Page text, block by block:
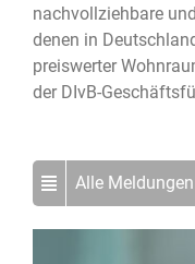
nachvollziehbare
denen in
preiswerter
der DIvB-
Alle Meldungen